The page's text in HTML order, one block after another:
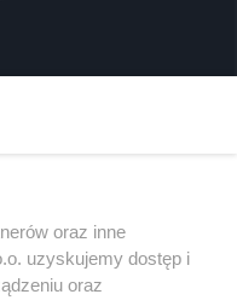
oraz inne
uzyskujemy dostęp i
oraz